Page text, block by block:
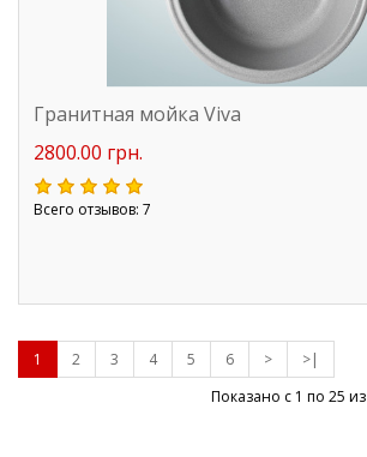
Гранитная мойка Viva
2800.00 грн.
Всего отзывов: 7
1 2 3 4 5 6 >
>|
Показано с 1 по 25 из